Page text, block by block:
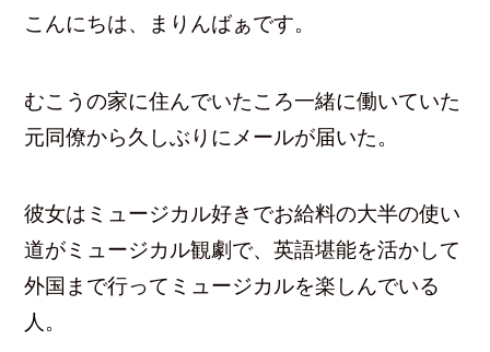
こんにちは、まりんばぁです。
むこうの家に住んでいたころ一緒に働いていた
元同僚から久しぶりにメールが届いた。
彼女はミュージカル好きでお給料の大半の使い
道がミュージカル観劇で、英語堪能を活かして
外国まで行ってミュージカルを楽しんでいる
人。